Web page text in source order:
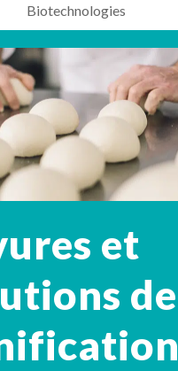
Biotechnologies
et
de